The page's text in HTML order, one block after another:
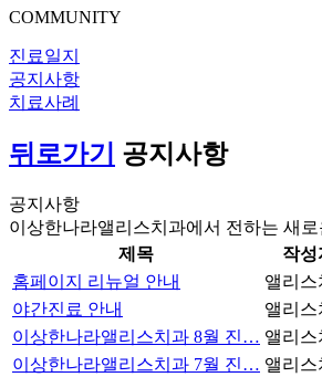
COMMUNITY
진료일지
공지사항
치료사례
뒤로가기 공지사항
공지사항
이상한나라앨리스치과에서 전하는 새
제목
작성
홈페이지 리뉴얼 안내
앨리스
야간진료 안내
앨리스
이상한나라앨리스치과 8월 진… 앨리스
이상한나라앨리스치과 7월 진… 앨리스